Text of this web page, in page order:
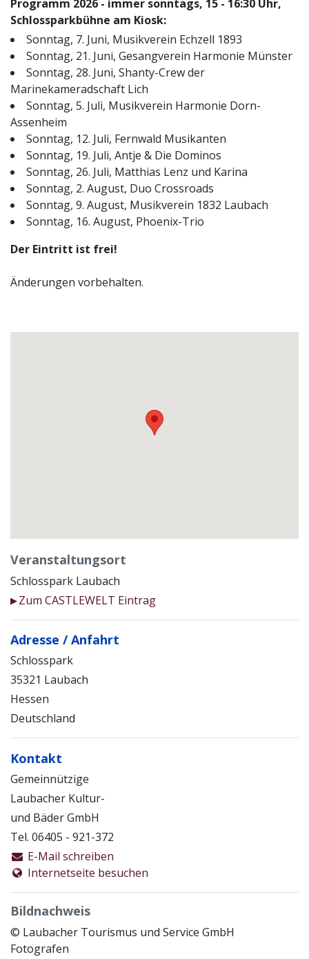
Programm 2026 - immer sonntags, 15 - 16:30 Uhr,
Schlossparkbühne am Kiosk:
Sonntag, 7. Juni, Musikverein Echzell 1893
Sonntag, 21. Juni, Gesangverein Harmonie Münster
Sonntag, 28. Juni, Shanty-Crew der
Marinekameradschaft Lich
Sonntag, 5. Juli, Musikverein Harmonie Dorn-
Assenheim
Sonntag, 12. Juli, Fernwald Musikanten
Sonntag, 19. Juli, Antje & Die Dominos
Sonntag, 26. Juli, Matthias Lenz und Karina
Sonntag, 2. August, Duo Crossroads
Sonntag, 9. August, Musikverein 1832 Laubach
Sonntag, 16. August, Phoenix-Trio
Der Eintritt ist frei!
Änderungen vorbehalten.
Veranstaltungsort
Schlosspark Laubach
▶ Zum CASTLEWELT Eintrag
Adresse / Anfahrt
Schlosspark
35321 Laubach
Hessen
Deutschland
Kontakt
Gemeinnützige
Laubacher Kultur-
und Bäder GmbH
Tel. 06405 - 921-372
E-Mail schreiben
Internetseite besuchen
Bildnachweis
© Laubacher Tourismus und Service GmbH
Fotografen